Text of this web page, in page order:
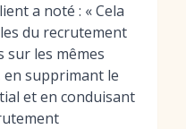
a noté : « Cela
du recrutement
sur les mêmes
en supprimant le
et en conduisant